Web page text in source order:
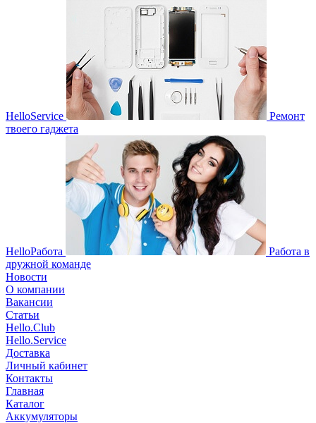
HelloService
Ремонт
твоего гаджета
HelloРабота
Работа в
дружной команде
Новости
О компании
Вакансии
Статьи
Hello.Club
Hello.Service
Доставка
Личный кабинет
Контакты
Главная
Каталог
Аккумуляторы